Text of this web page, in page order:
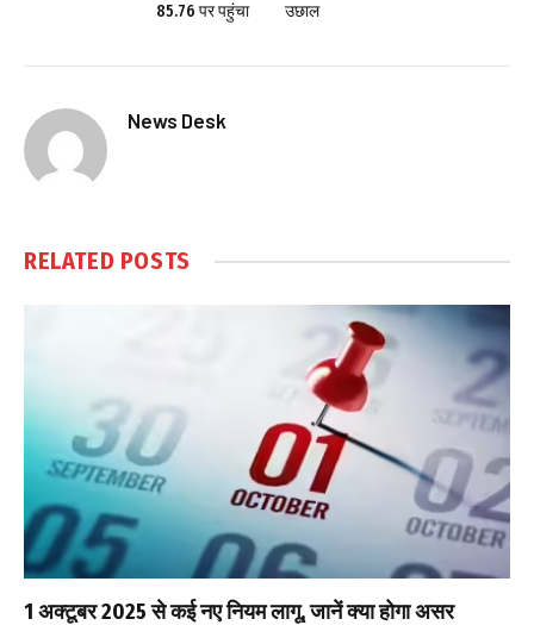
85.76 पर पहुंचा
उछाल
News Desk
RELATED POSTS
1 अक्टूबर 2025 से कई नए नियम लागू, जानें क्या होगा असर